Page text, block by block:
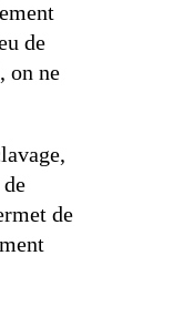
de
on ne
de